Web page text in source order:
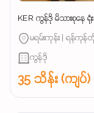
KER ကွန်ဒို မိသားစုနေ ရုံ
မရမ်းကုန်း | ရန်ကုန်
ကွန်ဒို
35 သိန်း (ကျပ်)